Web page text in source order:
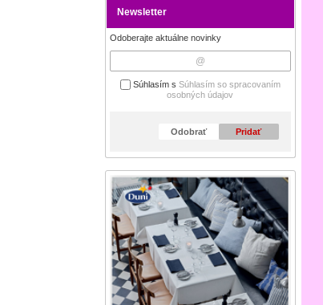
Newsletter
Odoberajte aktuálne novinky
Súhlasím s Súhlasím so spracovaním
osobných údajov
Odobrať Pridať